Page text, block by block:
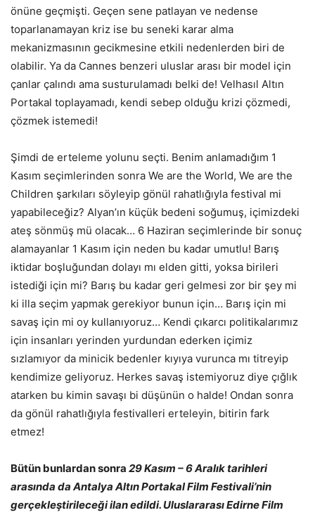
önüne geçmişti. Geçen sene patlayan ve nedense
toparlanamayan kriz ise bu seneki karar alma
mekanizmasının gecikmesine etkili nedenlerden biri de
olabilir. Ya da Cannes benzeri uluslar arası bir model için
çanlar çalındı ama susturulamadı belki de! Velhasıl Altın
Portakal toplayamadı, kendi sebep olduğu krizi çözmedi,
çözmek istemedi!
Şimdi de erteleme yolunu seçti. Benim anlamadığım 1
Kasım seçimlerinden sonra We are the World, We are the
Children şarkıları söyleyip gönül rahatlığıyla festival mi
yapabileceğiz? Alyan’ın küçük bedeni soğumuş, içimizdeki
ateş sönmüş mü olacak… 6 Haziran seçimlerinde bir sonuç
alamayanlar 1 Kasım için neden bu kadar umutlu! Barış
iktidar boşluğundan dolayı mı elden gitti, yoksa birileri
istediği için mi? Barış bu kadar geri gelmesi zor bir şey mi
ki illa seçim yapmak gerekiyor bunun için… Barış için mi
savaş için mi oy kullanıyoruz… Kendi çıkarcı politikalarımız
için insanları yerinden yurdundan ederken içimiz
sızlamıyor da minicik bedenler kıyıya vurunca mı titreyip
kendimize geliyoruz. Herkes savaş istemiyoruz diye çığlık
atarken bu kimin savaşı bi düşünün o halde! Ondan sonra
da gönül rahatlığıyla festivalleri erteleyin, bitirin fark
etmez!
Bütün bunlardan sonra 29 Kasım – 6 Aralık tarihleri
arasında da Antalya Altın Portakal Film Festivali’nin
gerçekleştirileceği ilan edildi. Uluslararası Edirne Film